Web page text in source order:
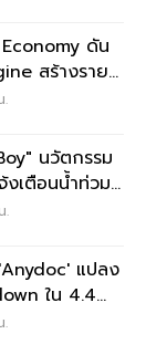
ดัน
สร้างราย
.
นวัตกรรม
เตือนน้ำท่วม
.
แปลง
ใน 4.4
.